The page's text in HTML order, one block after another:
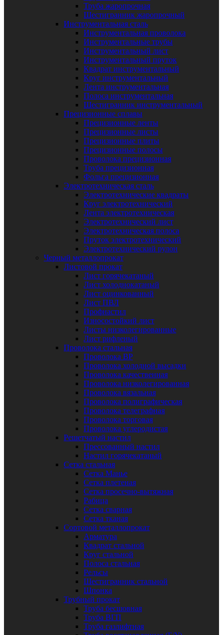
Труба жаропрочная
Шестигранник жаропрочный
Инструментальная сталь
Инструментальная проволока
Инструментальные трубы
Инструментальный лист
Инструментальный пруток
Квадрат инструментальный
Круг инструментальный
Лента инструментальная
Полоса инструментальная
Шестигранник инструментальный
Прецизионные сплавы
Прецизионные ленты
Прецизионные листы
Прецизионные плиты
Прецизионные полосы
Проволока прецизионная
Труба прецизионная
Фольга прецизионная
Электротехническая сталь
Электротехнические квадраты
Круг электротехнический
Лента электротехническая
Электротехнический лист
Электротехническая полоса
Пруток электротехнический
Электротехнический рулон
Черный металлопрокат
Листовой прокат
Лист горячекатаный
Лист холоднокатаный
Лист оцинкованный
Лист ПВЛ
Профнастил
Износостойкий лист
Листы низколегированные
Лист рифленый
Проволока стальная
Проволока ВР
Проволока холодной высадки
Проволока качественная
Проволока низколегированная
Проволока вязальная
Проволока полиграфическая
Проволока телеграфная
Проволока торговая
Проволока углеродистая
Решетчатый настил
Прессованный настил
Настил горячекатаный
Сетка стальная
Сетка Манье
Сетка плетеная
Сетка просечно-вытяжная
Рабица
Сетка сварная
Сетка тканая
Сортовой металлопрокат
Арматура
Квадрат стальной
Круг стальной
Полоса стальная
Рельсы
Шестигранник стальной
Шпонка
Трубный прокат
Труба бесшовная
Труба ВГП
Труба газлифтная